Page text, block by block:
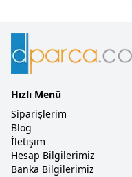
Hızlı Menü
Siparişlerim
Blog
İletişim
Hesap Bilgilerimiz
Banka Bilgilerimiz